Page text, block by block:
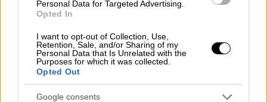
Personal Data for Targeted Advertising.
Opted In
I want to opt-out of Collection, Use,
Retention, Sale, and/or Sharing of my
Personal Data that Is Unrelated with the
Purposes for which it was collected.
Opted Out
Google consents
ελεγχόμενα πρόσωπα,μακριά από ανήλικα
που φιλοξενούνται στη
έχουν τη δυνατότητα να τα επηρεάσουν.
Ανήλικος καταγγέλλει ηγετικό
στέλεχος για ασέλγεια